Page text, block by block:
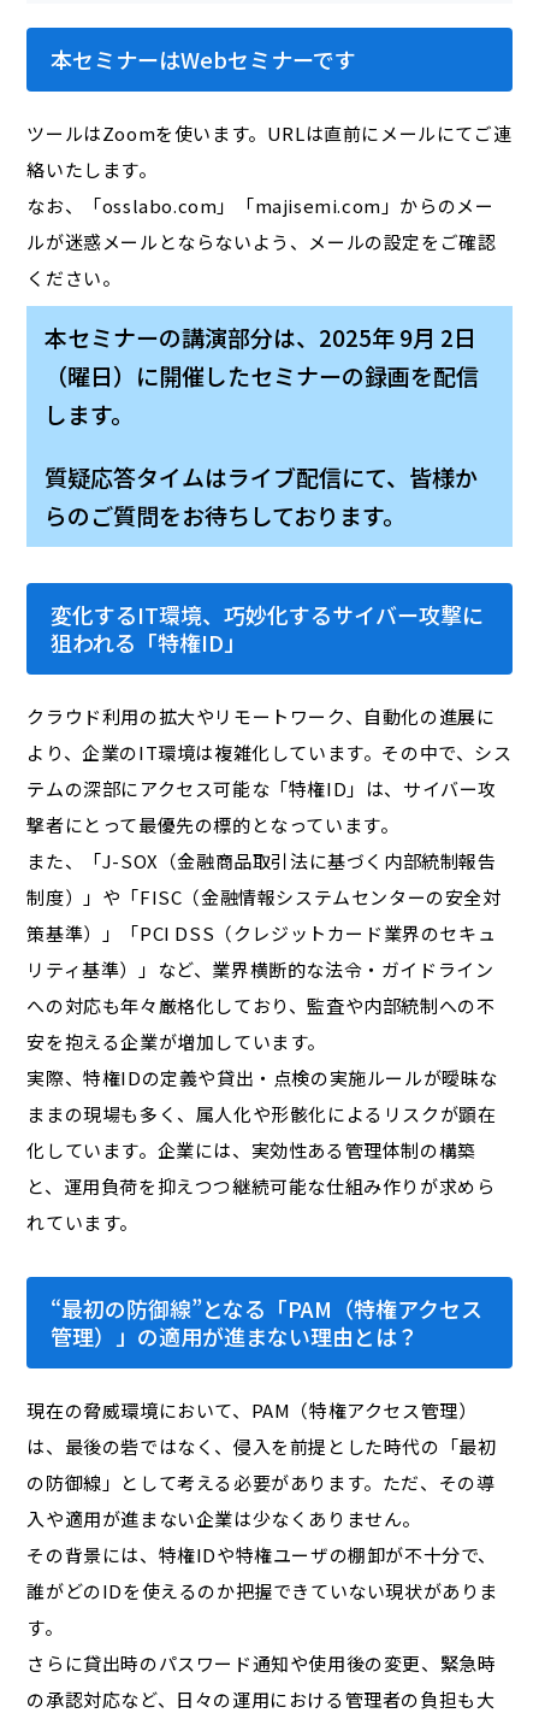
本セミナーはWebセミナーです
ツールはZoomを使います。URLは直前にメールにてご連
絡いたします。
なお、「osslabo.com」「majisemi.com」からのメー
ルが迷惑メールとならないよう、メールの設定をご確認
ください。
本セミナーの講演部分は、2025年 9月 2日
（曜日）に開催したセミナーの録画を配信
します。
質疑応答タイムはライブ配信にて、皆様か
らのご質問をお待ちしております。
変化するIT環境、巧妙化するサイバー攻撃に
狙われる「特権ID」
クラウド利用の拡大やリモートワーク、自動化の進展に
より、企業のIT環境は複雑化しています。その中で、シス
テムの深部にアクセス可能な「特権ID」は、サイバー攻
撃者にとって最優先の標的となっています。
また、「J-SOX（金融商品取引法に基づく内部統制報告
制度）」や「FISC（金融情報システムセンターの安全対
策基準）」「PCI DSS（クレジットカード業界のセキュ
リティ基準）」など、業界横断的な法令・ガイドライン
への対応も年々厳格化しており、監査や内部統制への不
安を抱える企業が増加しています。
実際、特権IDの定義や貸出・点検の実施ルールが曖昧な
ままの現場も多く、属人化や形骸化によるリスクが顕在
化しています。企業には、実効性ある管理体制の構築
と、運用負荷を抑えつつ継続可能な仕組み作りが求めら
れています。
“最初の防御線”となる「PAM（特権アクセス
管理）」の適用が進まない理由とは？
現在の脅威環境において、PAM（特権アクセス管理）
は、最後の砦ではなく、侵入を前提とした時代の「最初
の防御線」として考える必要があります。ただ、その導
入や適用が進まない企業は少なくありません。
その背景には、特権IDや特権ユーザの棚卸が不十分で、
誰がどのIDを使えるのか把握できていない現状がありま
す。
さらに貸出時のパスワード通知や使用後の変更、緊急時
の承認対応など、日々の運用における管理者の負担も大